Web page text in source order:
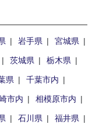
岩手県
宮城県
茨城県
栃木県
県
千葉市内
市内
相模原市内
石川県
福井県